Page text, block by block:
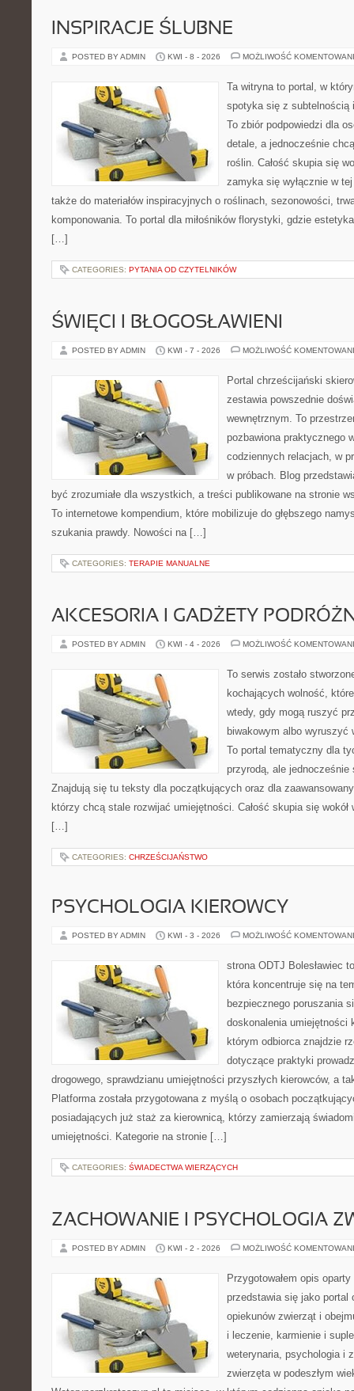
INSPIRACJE ŚLUBNE
POSTED BY ADMIN KWI - 8 - 2026 MOŻLIWOŚĆ
Ta witryna to portal, w
spotyka się z subtelnością
To zbiór podpowiedzi dla
detale, a jednocześnie
roślin. Całość skupia się
zamyka się wyłącznie w
także do materiałów inspiracyjnych o roślinach, sezonowości,
komponowania. To portal dla miłośników florystyki, gdzie
[…]
CATEGORIES: PYTANIA OD CZYTELNIKÓW
ŚWIĘCI I BŁOGOSŁAWIENI
POSTED BY ADMIN KWI - 7 - 2026 MOŻLIWOŚĆ
Portal chrześcijański
zestawia powszednie
wewnętrznym. To
pozbawiona praktycznego
codziennych relacjach, w
w próbach. Blog
być zrozumiałe dla wszystkich, a treści publikowane na stronie
To internetowe kompendium, które mobilizuje do głębszego
szukania prawdy. Nowości na […]
CATEGORIES: TERAPIE MANUALNE
AKCESORIA I GADŻETY
POSTED BY ADMIN KWI - 4 - 2026 MOŻLIWOŚĆ
To serwis zostało
kochających wolność,
wtedy, gdy mogą ruszyć
biwakowym albo wyruszyć
To portal tematyczny dla
przyrodą, ale
Znajdują się tu teksty dla początkujących oraz dla
którzy chcą stale rozwijać umiejętności. Całość skupia się
[…]
CATEGORIES: CHRZEŚCIJAŃSTWO
PSYCHOLOGIA KIEROWCY
POSTED BY ADMIN KWI - 3 - 2026 MOŻLIWOŚĆ
strona ODTJ Bolesławiec
która koncentruje się na
bezpiecznego poruszania
doskonalenia umiejętności
którym odbiorca znajdzie
dotyczące praktyki
drogowego, sprawdzianu umiejętności przyszłych kierowców, a
Platforma została przygotowana z myślą o osobach
posiadających już staż za kierownicą, którzy zamierzają
umiejętności. Kategorie na stronie […]
CATEGORIES: ŚWIADECTWA WIERZĄCYCH
ZACHOWANIE I PSYCHOLOGIA
POSTED BY ADMIN KWI - 2 - 2026 MOŻLIWOŚĆ
Przygotowałem opis
przedstawia się jako portal
opiekunów zwierząt i
i leczenie, karmienie i
weterynaria, psychologia i
zwierzęta w podeszłym